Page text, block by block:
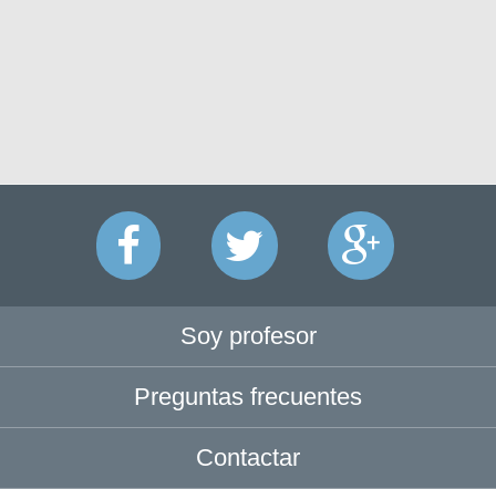
Soy profesor
Preguntas frecuentes
Contactar